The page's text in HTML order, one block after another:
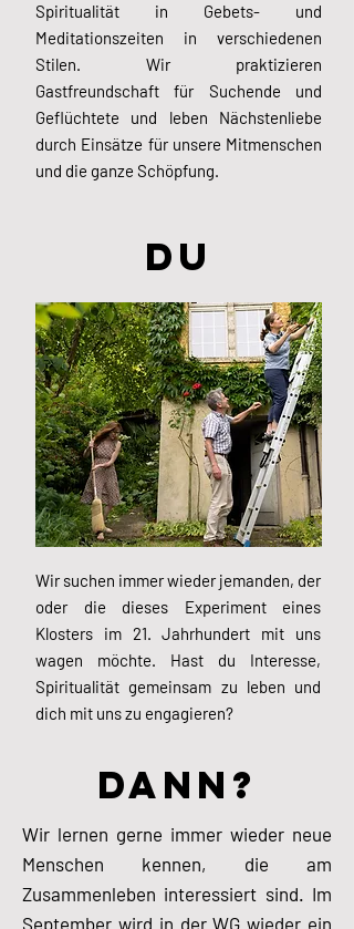
Spiritualität in Gebets- und
Meditationszeiten in verschiedenen
Stilen. Wir praktizieren
Gastfreundschaft für Suchende und
Geflüchtete und leben Nächstenliebe
durch Einsätze für unsere Mitmenschen
und die ganze Schöpfung.
du
Wir suchen immer wieder jemanden, der
oder die dieses Experiment eines
Klosters im 21. Jahrhundert mit uns
wagen möchte. Hast du Interesse,
Spiritualität gemeinsam zu leben und
dich mit uns zu engagieren?
DANN?
Wir lernen gerne immer wieder neue
Menschen kennen, die am
Zusammenleben interessiert sind. Im
September wird in der WG wieder ein